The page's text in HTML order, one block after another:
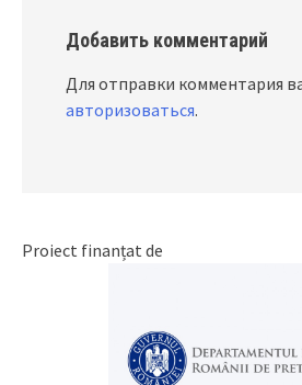
Добавить комментарий
Для отправки комментария
авторизоваться.
Proiect finanțat de